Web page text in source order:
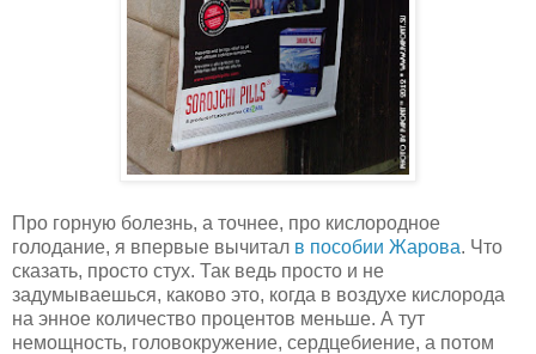
Про горную болезнь, а точнее, про кислородное
голодание, я впервые вычитал в пособии Жарова. Что
сказать, просто стух. Так ведь просто и не
задумываешься, каково это, когда в воздухе кислорода
на энное количество процентов меньше. А тут
немощность, головокружение, сердцебиение, а потом